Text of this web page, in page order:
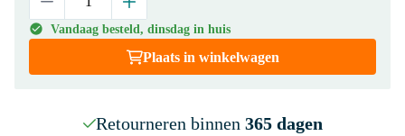
Vandaag besteld, dinsdag in huis
Plaats in winkelwagen
Retourneren binnen 365 dagen